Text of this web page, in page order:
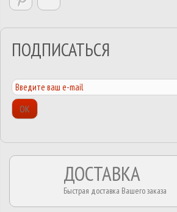
ПОДПИСАТЬСЯ
ОК
ДОСТАВКА
Быстрая доставка Вашего заказа